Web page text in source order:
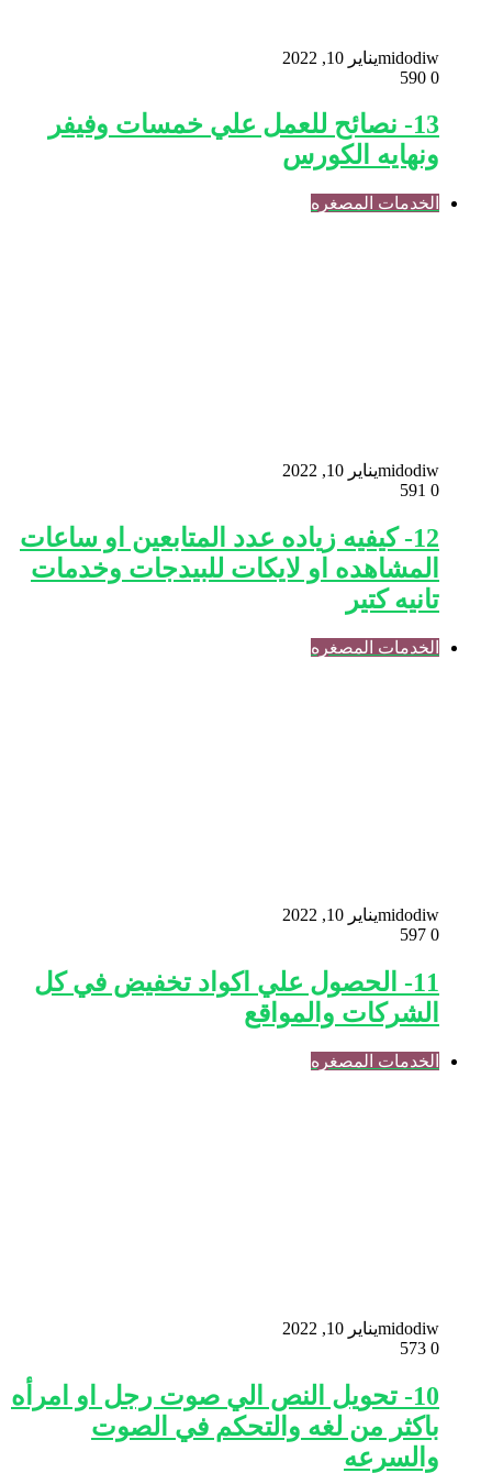
midodiwيناير 10, 2022
0
13- نصائح للعمل علي خمسات وفيفر
ونهايه الكورس
الخدمات المصغره
midodiwيناير 10, 2022
0
12- كيفيه زياده عدد المتابعين او ساعات
المشاهده او لايكات للبيدجات وخدمات
تانيه كتير
الخدمات المصغره
midodiwيناير 10, 2022
0
11- الحصول علي اكواد تخفيض في كل
الشركات والمواقع
الخدمات المصغره
midodiwيناير 10, 2022
0
10- تحويل النص الي صوت رجل او امرأه
باكثر من لغه والتحكم في الصوت
والسرعه